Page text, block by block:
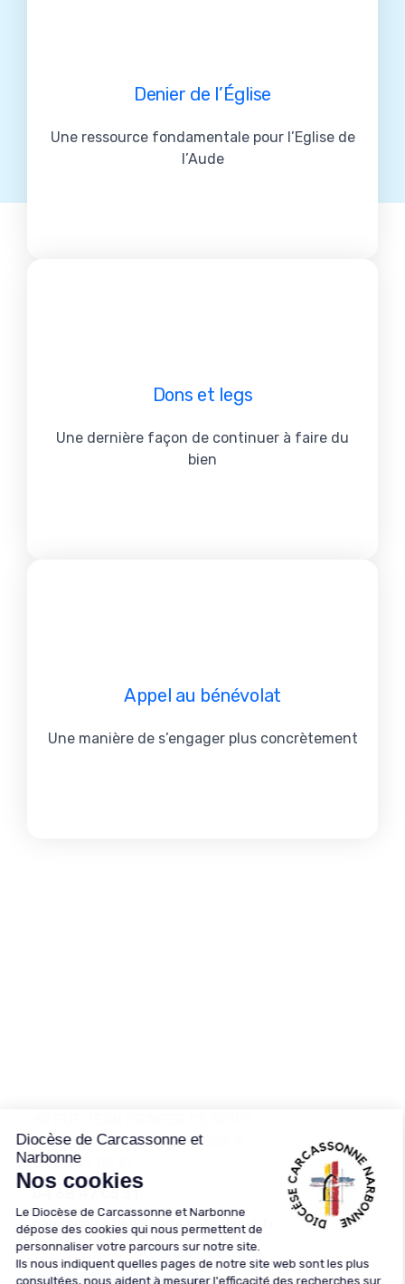
Denier de l’Église
Une ressource fondamentale pour l’Eglise de
l’Aude
Dons et legs
Une dernière façon de continuer à faire du
bien
Appel au bénévolat
Une manière de s’engager plus concrètement
11890 CARCASSONNE CEDEX 9
04 68 47 05 31
04 68 47 05 31
communication@aude.catholique.fr
Cellule d’écoute